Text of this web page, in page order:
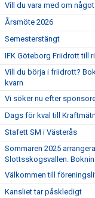
Vill du vara med om
Årsmöte 2026
Semesterstängt
IFK Göteborg Friidrott till
Vill du börja i friidrott?
kvarn
Vi söker nu efter
Dags för kval till
Stafett SM i Västerås
Sommaren 2025
Slottsskogsvallen.
Välkommen till
Kansliet tar påskledigt